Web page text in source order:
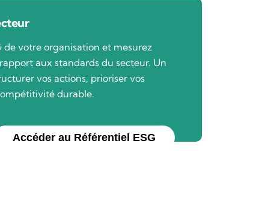
de votre organisation et mesurez
aux standards du secteur. Un
vos actions, prioriser vos
durable.
Accéder au Référentiel ESG